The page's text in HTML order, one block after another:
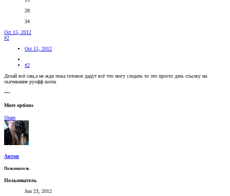
28
34
Oct 15, 2012
#2
Oct 15, 2012
#2
Делай всё сам,а не жди пока готовое дадут всё что могу следать то это просто дать ссылку на
скачивание руофф шопа
•••
More options
Share
Антон
Пользователь
Пользователь
Jun 23, 2012